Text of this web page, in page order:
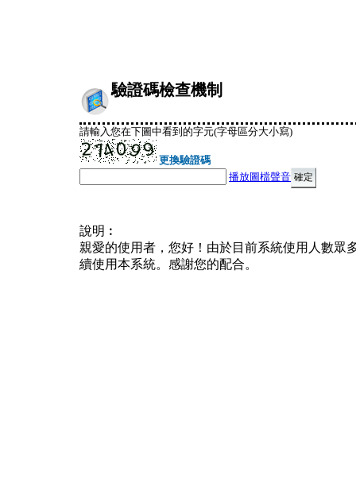
驗證碼檢查機制
請輸入您在下圖中看到的字元(字母區分大小寫)
更換驗證碼
播放圖檔聲音
說明︰
親愛的使用者，您好！由於目前系統使用人數眾
續使用本系統。感謝您的配合。